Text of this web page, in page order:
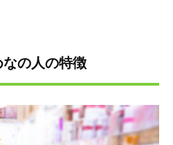
の人の特徴